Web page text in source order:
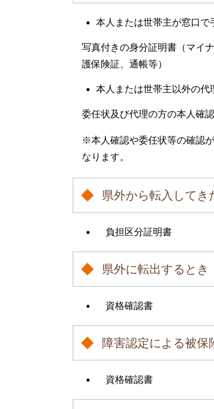
本人または世帯主が窓口で
写真付きの身分証明書（マイ
護保険証、通帳等）
本人または世帯主以外の代
委任状及び代理の方の本人確
※本人確認や委任状等の確認
なります。
県外から転入してき
負担区分証明書
県外に転出するとき
資格確認書
障害認定による被保
資格確認書